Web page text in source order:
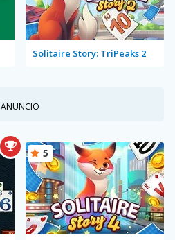
Solitaire Story: TriPeaks 2
ANUNCIO
5